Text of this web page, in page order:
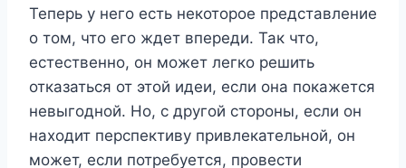
Теперь у него есть некоторое представление
о том, что его ждет впереди. Так что,
естественно, он может легко решить
отказаться от этой идеи, если она покажется
невыгодной. Но, с другой стороны, если он
находит перспективу привлекательной, он
может, если потребуется, провести